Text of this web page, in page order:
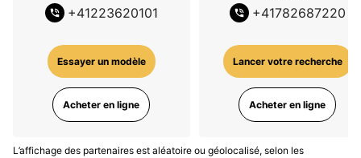
+41223620101
Essayer un modèle
Acheter en ligne
+41782687220
Lancer votre recherche
Acheter en ligne
L’affichage des partenaires est aléatoire ou géolocalisé, selon les